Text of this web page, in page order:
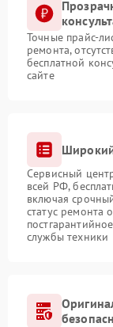
Точные прайс-
ремонта,
бесплатной
сайте
Сервисный
всей РФ,
включая
статус ремонта
службы техники